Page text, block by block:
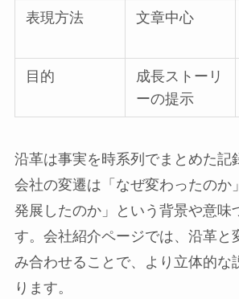
表現方法 文章中心
目的
成長ストーリ
ーの提示
沿革は事実を時系列でまとめた記
会社の変遷は「なぜ変わったのか
発展したのか」という背景や意味
す。会社紹介ページでは、沿革と
み合わせることで、より立体的な
ります。